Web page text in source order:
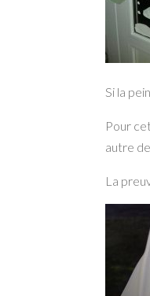
Si la
Pour
autre
La